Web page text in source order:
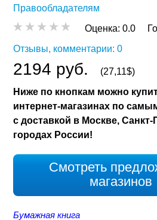
Правообладателям
Оценка:0.0
Отзывы, комментарии: 0
2194 руб.
(27,11$)
Ниже по кнопкам можно
интернет-магазинах по
с доставкой в Москве, Санкт-
городах России!
Смотреть
магазинов
Бумажная книга